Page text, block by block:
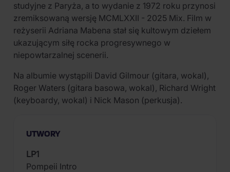
studyjne z Paryża, a to wydanie z 1972 roku przynosi
zremiksowaną wersję MCMLXXII - 2025 Mix. Film w
reżyserii Adriana Mabena stał się kultowym dziełem
ukazującym siłę rocka progresywnego w
niepowtarzalnej scenerii.
Na albumie wystąpili David Gilmour (gitara, wokal),
Roger Waters (gitara basowa, wokal), Richard Wright
(keyboardy, wokal) i Nick Mason (perkusja).
UTWORY
LP1
Pompeii Intro